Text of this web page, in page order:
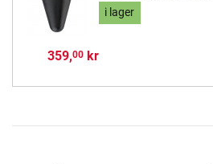
i lager
359,00kr